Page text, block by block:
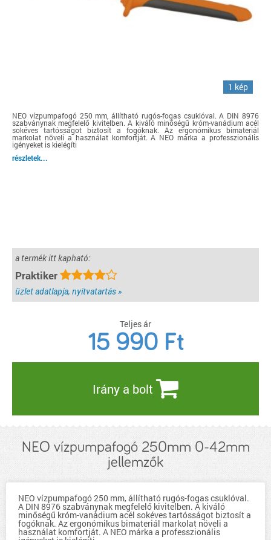
1 kép
NEO vízpumpafogó 250 mm, állítható rugós-fogas csuklóval. A DIN 8976
szabványnak megfelelő kivitelben. A kiváló minőségű króm-vanádium acél
sokéves tartósságot biztosít a fogóknak. Az ergonómikus bimateriál
markolat növeli a használat komfortját. A NEO márka a professzionális
igényeket is kielégíti
részletek...
a termék itt kapható:
Praktiker
üzlet adatlapja, nyitvatartás »
Teljes ár
15 990 Ft
Irány a bolt
NEO vízpumpafogó 250mm 0-42mm
jellemzők
NEO vízpumpafogó 250 mm, állítható rugós-fogas csuklóval.
A DIN 8976 szabványnak megfelelő kivitelben. A kiváló
minőségű króm-vanádium acél sokéves tartósságot biztosít a
fogóknak. Az ergonómikus bimateriál markolat növeli a
használat komfortját. A NEO márka a professzionális